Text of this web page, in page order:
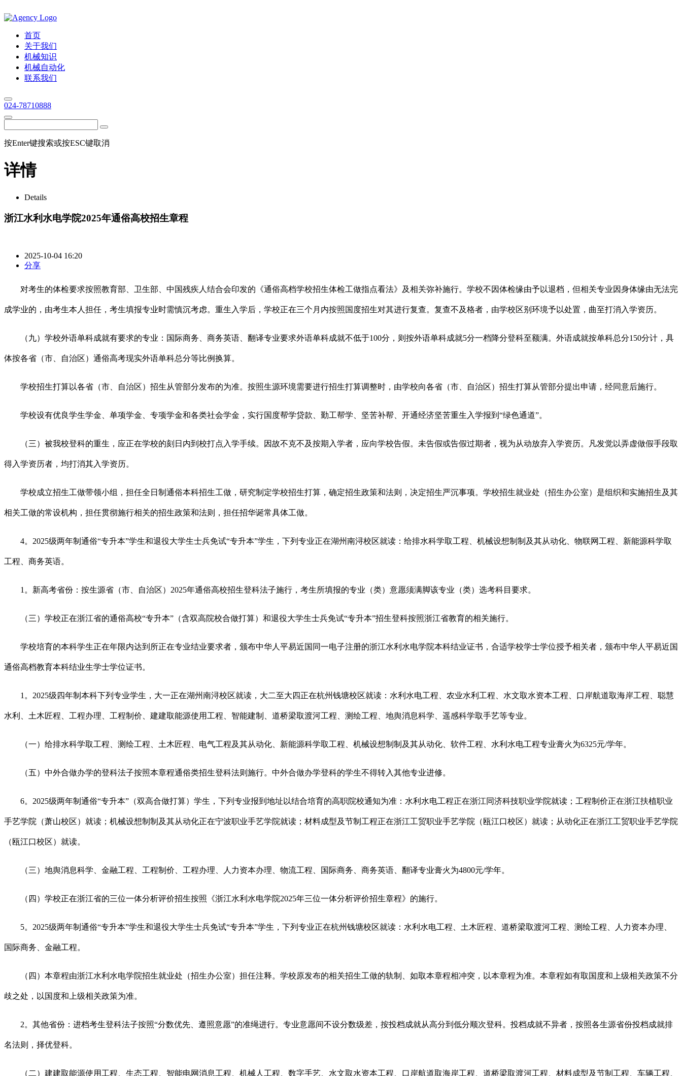
首页
关于我们
机械知识
机械自动化
联系我们
024-78710888
按Enter键搜索或按ESC键取消
详情
Details
浙江水利水电学院2025年通俗高校招生章程
2025-10-04 16:20
分享
对考生的体检要求按照教育部、卫生部、中国残疾人结合会印发的《通俗高档学校招生体检工做指点看法》及相关弥补施行。学校不因体检缘由予以退档，但相关专业因身体缘由无法完
成学业的，由考生本人担任，考生填报专业时需慎沉考虑。重生入学后，学校正在三个月内按照国度招生对其进行复查。复查不及格者，由学校区别环境予以处置，曲至打消入学资历。
（九）学校外语单科成就有要求的专业：国际商务、商务英语、翻译专业要求外语单科成就不低于100分，则按外语单科成就5分一档降分登科至额满。外语成就按单科总分150分计，具
体按各省（市、自治区）通俗高考现实外语单科总分等比例换算。
学校招生打算以各省（市、自治区）招生从管部分发布的为准。按照生源环境需要进行招生打算调整时，由学校向各省（市、自治区）招生打算从管部分提出申请，经同意后施行。
学校设有优良学生学金、单项学金、专项学金和各类社会学金，实行国度帮学贷款、勤工帮学、坚苦补帮、开通经济坚苦重生入学报到“绿色通道”。
（三）被我校登科的重生，应正在学校的刻日内到校打点入学手续。因故不克不及按期入学者，应向学校告假。未告假或告假过期者，视为从动放弃入学资历。凡发觉以弄虚做假手段取
得入学资历者，均打消其入学资历。
学校成立招生工做带领小组，担任全日制通俗本科招生工做，研究制定学校招生打算，确定招生政策和法则，决定招生严沉事项。学校招生就业处（招生办公室）是组织和实施招生及其
相关工做的常设机构，担任贯彻施行相关的招生政策和法则，担任招华诞常具体工做。
4。2025级两年制通俗“专升本”学生和退役大学生士兵免试“专升本”学生，下列专业正在湖州南浔校区就读：给排水科学取工程、机械设想制制及其从动化、物联网工程、新能源科学取
工程、商务英语。
1。新高考省份：按生源省（市、自治区）2025年通俗高校招生登科法子施行，考生所填报的专业（类）意愿须满脚该专业（类）选考科目要求。
（三）学校正在浙江省的通俗高校“专升本”（含双高院校合做打算）和退役大学生士兵免试“专升本”招生登科按照浙江省教育的相关施行。
学校培育的本科学生正在年限内达到所正在专业结业要求者，颁布中华人平易近国同一电子注册的浙江水利水电学院本科结业证书，合适学校学士学位授予相关者，颁布中华人平易近国
通俗高档教育本科结业生学士学位证书。
1。2025级四年制本科下列专业学生，大一正在湖州南浔校区就读，大二至大四正在杭州钱塘校区就读：水利水电工程、农业水利工程、水文取水资本工程、口岸航道取海岸工程、聪慧
水利、土木匠程、工程办理、工程制价、建建取能源使用工程、智能建制、道桥梁取渡河工程、测绘工程、地舆消息科学、遥感科学取手艺等专业。
（一）给排水科学取工程、测绘工程、土木匠程、电气工程及其从动化、新能源科学取工程、机械设想制制及其从动化、软件工程、水利水电工程专业膏火为6325元/学年。
（五）中外合做办学的登科法子按照本章程通俗类招生登科法则施行。中外合做办学登科的学生不得转入其他专业进修。
6。2025级两年制通俗“专升本”（双高合做打算）学生，下列专业报到地址以结合培育的高职院校通知为准：水利水电工程正在浙江同济科技职业学院就读；工程制价正在浙江扶植职业
手艺学院（萧山校区）就读；机械设想制制及其从动化正在宁波职业手艺学院就读；材料成型及节制工程正在浙江工贸职业手艺学院（瓯江口校区）就读；从动化正在浙江工贸职业手艺学院
（瓯江口校区）就读。
（三）地舆消息科学、金融工程、工程制价、工程办理、人力资本办理、物流工程、国际商务、商务英语、翻译专业膏火为4800元/学年。
（四）学校正在浙江省的三位一体分析评价招生按照《浙江水利水电学院2025年三位一体分析评价招生章程》的施行。
5。2025级两年制通俗“专升本”学生和退役大学生士兵免试“专升本”学生，下列专业正在杭州钱塘校区就读：水利水电工程、土木匠程、道桥梁取渡河工程、测绘工程、人力资本办理、
国际商务、金融工程。
（四）本章程由浙江水利水电学院招生就业处（招生办公室）担任注释。学校原发布的相关招生工做的轨制、如取本章程相冲突，以本章程为准。本章程如有取国度和上级相关政策不分
歧之处，以国度和上级相关政策为准。
2。其他省份：进档考生登科法子按照“分数优先、遵照意愿”的准绳进行。专业意愿间不设分数级差，按投档成就从高分到低分顺次登科。投档成就不异者，按照各生源省份投档成就排
名法则，择优登科。
（二）建建取能源使用工程、生态工程、智能电网消息工程、机械人工程、数字手艺、水文取水资本工程、口岸航道取海岸工程、道桥梁取渡河工程、材料成型及节制工程、车辆工程、